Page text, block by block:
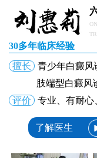
30多年临床经验
擅长
青少年白癜风
肢端型白癜风
评价
专业、有耐心
了解医生